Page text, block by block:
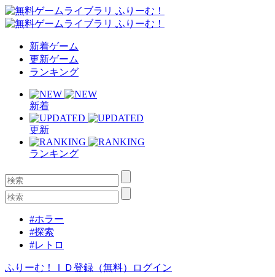
新着ゲーム
更新ゲーム
ランキング
新着
更新
ランキング
#ホラー
#探索
#レトロ
ふりーむ！ＩＤ登録（無料） ログイン